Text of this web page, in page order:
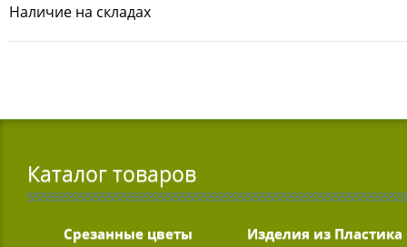
Наличие на складах
Каталог товаров
Срезанные цветы Изделия из Пластика